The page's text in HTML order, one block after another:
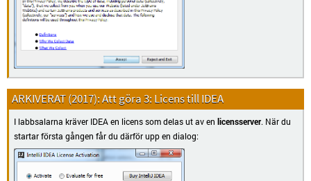
Att göra 3: Licens till IDEA
I labbsalarna kräver IDEA en licens som delas ut av en licensserver. När du
startar första gången får du därför upp en dialog: